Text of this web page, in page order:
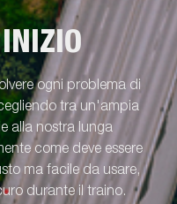
ogni problema di
tra un'ampia
alla nostra lunga
come deve essere
ma facile da usare,
durante il traino.